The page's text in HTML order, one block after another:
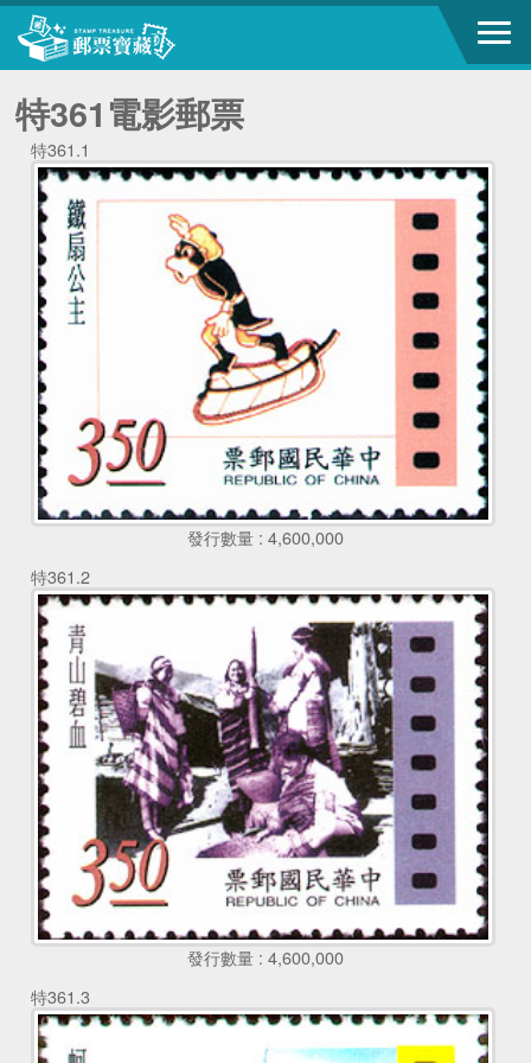
特361電影郵票
特361.1
發行數量 : 4,600,000
特361.2
發行數量 : 4,600,000
特361.3